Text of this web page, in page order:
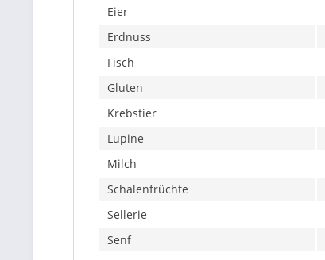
Eier
Erdnuss
Fisch
Gluten
Krebstier
Lupine
Milch
Schalenfrüchte
Sellerie
Senf